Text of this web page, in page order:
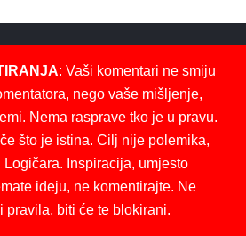
: Vaši komentari ne smiju
nego vaše mišljenje,
Nema rasprave tko je u pravu.
što je istina. Cilj nije polemika,
Inspiracija, umjesto
ideju, ne komentirajte. Ne
pravila, biti će te blokirani.